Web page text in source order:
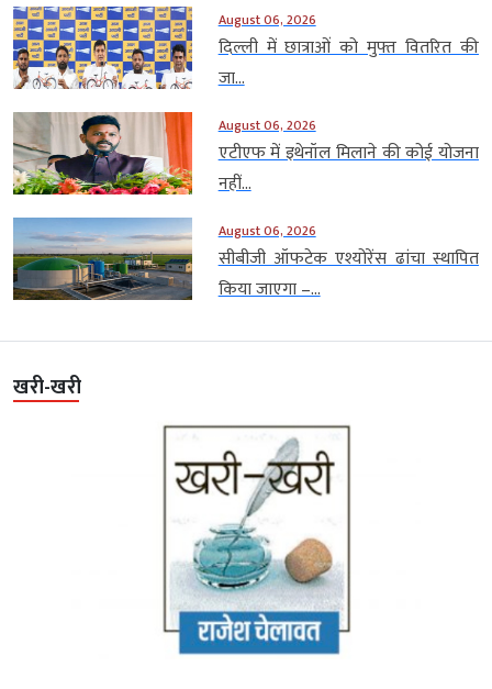
August 06, 2026
दिल्ली में छात्राओं को मुफ्त वितरित की
जा...
August 06, 2026
एटीएफ में इथेनॉल मिलाने की कोई योजना
नहीं...
August 06, 2026
सीबीजी ऑफटेक एश्योरेंस ढांचा स्थापित
किया जाएगा –...
खरी-खरी